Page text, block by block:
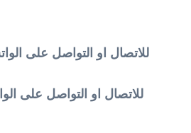
للاتصال او التواصل على الواتساب .. فرع مصر الجديدة .. اضغط هنا
للاتصال او التواصل على